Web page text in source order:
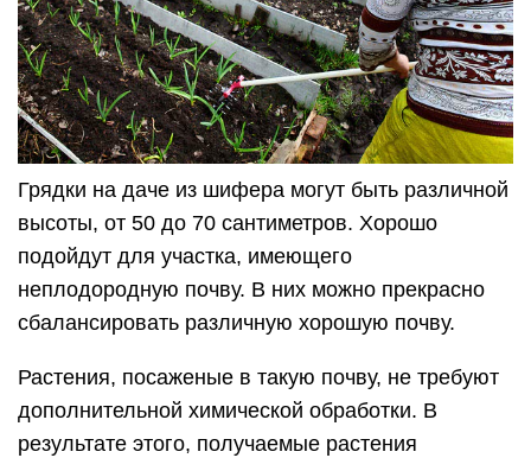
Грядки на даче из шифера могут быть различной
высоты, от 50 до 70 сантиметров. Хорошо
подойдут для участка, имеющего
неплодородную почву. В них можно прекрасно
сбалансировать различную хорошую почву.
Растения, посаженые в такую почву, не требуют
дополнительной химической обработки. В
результате этого, получаемые растения